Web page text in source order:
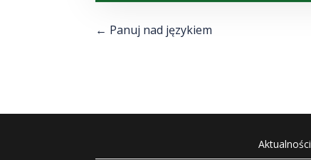
← Panuj nad językiem
Aktualności